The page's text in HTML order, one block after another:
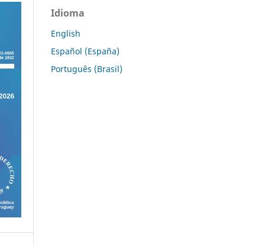
Idioma
English
Español (España)
Português (Brasil)